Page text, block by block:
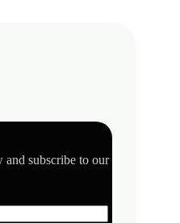
and subscribe to our